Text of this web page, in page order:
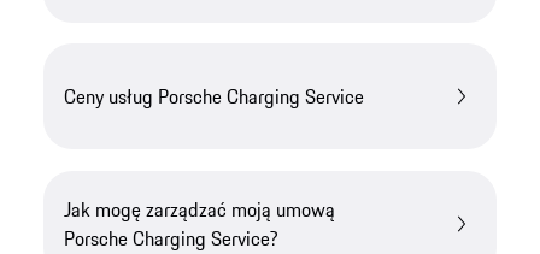
Ceny usług Porsche Charging Service
Jak mogę zarządzać moją umową
Porsche Charging Service?